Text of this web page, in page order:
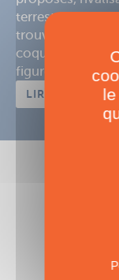
terrestre. Si un
trouve
coques de plus
figure pas
LIRE LE